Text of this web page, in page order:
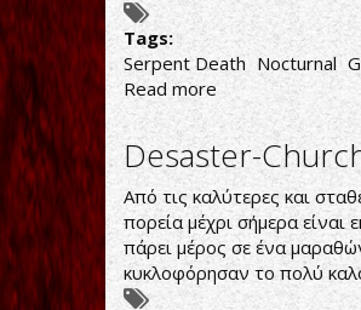
Tags:
Serpent Death Nocturnal
Read more about
Nocturnal-
Serpent
Death
Desaster-
Από τις καλύτερες και
πορεία μέχρι σήμερα είναι
πάρει μέρος σε ένα
κυκλοφόρησαν το πολύ